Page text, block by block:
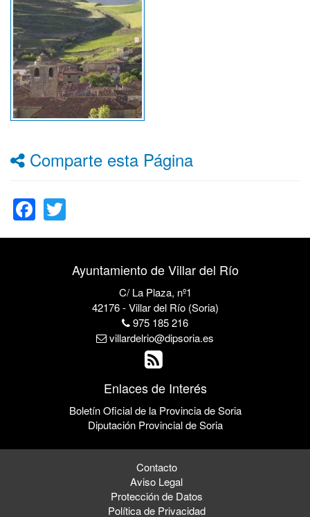
Comparte esta Página
Facebook
Ayuntamiento de Villar del Río
C/ La Plaza, nº1
42176 - Villar del Río (Soria)
975 185 216
villardelrio@dipsoria.es
Enlaces de Interés
Boletín Oficial de la Provincia de Soria
Diputación Provincial de Soria
Contacto
Aviso Legal
Protección de Datos
Política de Privacidad